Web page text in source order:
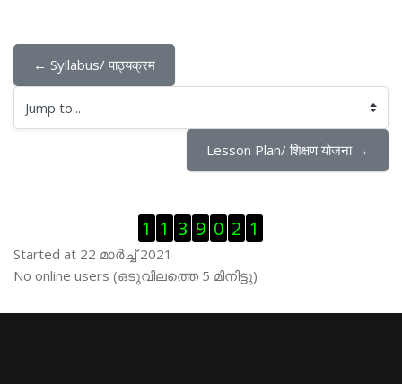
← Syllabus/ पाठ्यक्रम
Jump to...
Lesson Plan/ शिक्षण योजना →
1 1 3 9 0 2 1
Started at 22 മാര്‍ച്ച് 2021
Skip ഓണ്‍ലയിന്‍ ഉപഭൊക്താക്കള്‍
No online users (ഒടുവിലത്തെ 5 മിനിട്ടു)